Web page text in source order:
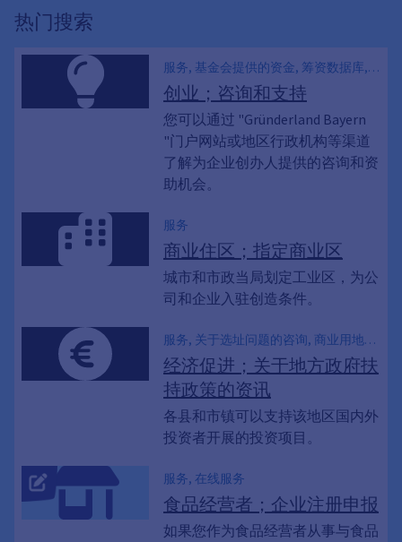
热门搜索
服务, 基金会提供的资金, 筹资数据库,
巴伐利亚州的初创企业 - Gründerportal
Bayern, 自营职业指南
创业；咨询和支持
您可以通过 "Gründerland Bayern
"门户网站或地区行政机构等渠道
了解为企业创办人提供的咨询和资
助机会。
服务
商业住区；指定商业区
城市和市政当局划定工业区，为公
司和企业入驻创造条件。
服务, 关于选址问题的咨询, 商业用地和
房地产, 信息说明会, 创造新的就业岗位,
区域发展
经济促进；关于地方政府扶
持政策的资讯
各县和市镇可以支持该地区国内外
投资者开展的投资项目。
服务, 在线服务
食品经营者；企业注册申报
如果您作为食品经营者从事与食品